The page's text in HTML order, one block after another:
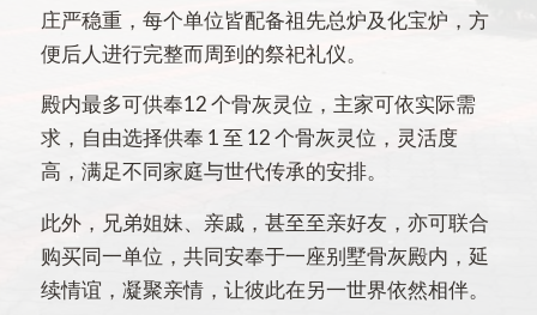
庄严稳重，每个单位皆配备祖先总炉及化宝炉，方
便后人进行完整而周到的祭祀礼仪。
殿内最多可供奉12 个骨灰灵位，主家可依实际需
求，自由选择供奉 1 至 12 个骨灰灵位，灵活度
高，满足不同家庭与世代传承的安排。
此外，兄弟姐妹、亲戚，甚至至亲好友，亦可联合
购买同一单位，共同安奉于一座别墅骨灰殿内，延
续情谊，凝聚亲情，让彼此在另一世界依然相伴。